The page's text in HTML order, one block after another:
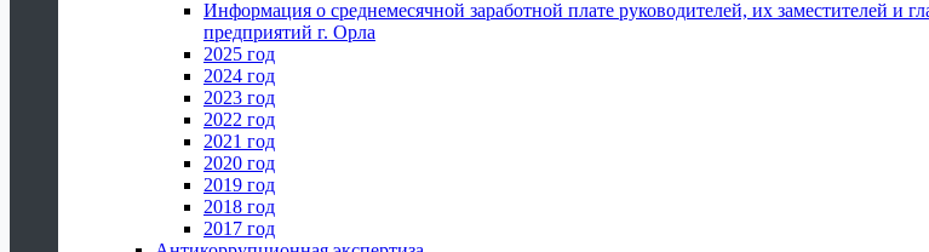
Информация о среднемесячной заработной плате руководителей, их заместителей
предприятий г. Орла
2025 год
2024 год
2023 год
2022 год
2021 год
2020 год
2019 год
2018 год
2017 год